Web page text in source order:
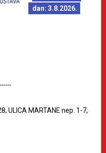
dan: 3.8.2026.
ULICA MARTANE nep. 1-7,